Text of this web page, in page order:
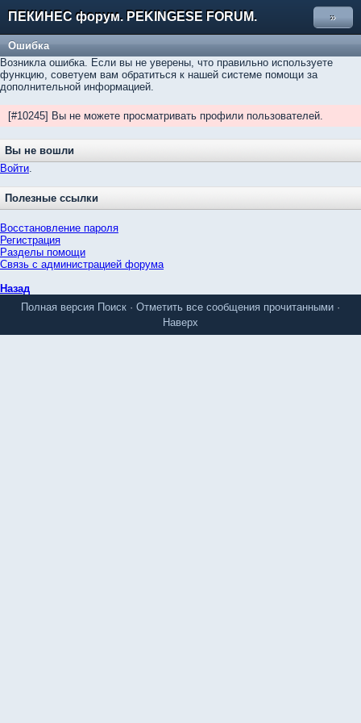
ПЕКИНЕС форум. PEKINGESE FORUM. »
Ошибка
Возникла ошибка. Если вы не уверены, что правильно используете
функцию, советуем вам обратиться к нашей системе помощи за
дополнительной информацией.
[#10245] Вы не можете просматривать профили пользователей.
Вы не вошли
Войти.
Полезные ссылки
Восстановление пароля
Регистрация
Разделы помощи
Связь с администрацией форума
Назад
Полная версия Поиск · Отметить все сообщения прочитанными ·
Наверх